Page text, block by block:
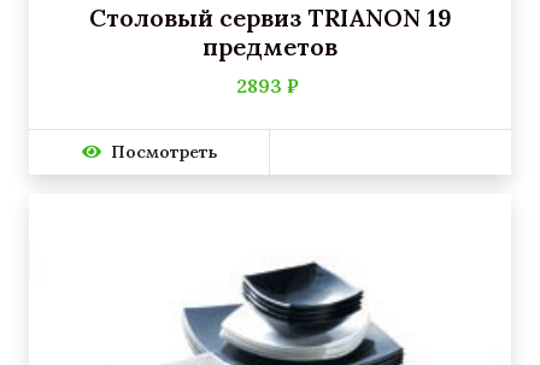
Столовый сервиз TRIANON 19
предметов
2893 ₽
Посмотреть